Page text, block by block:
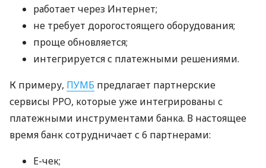
работает через Интернет;
не требует дорогостоящего оборудования;
проще обновляется;
интегрируется с платежными решениями.
К примеру, ПУМБ предлагает партнерские
сервисы РРО, которые уже интегрированы с
платежными инструментами банка. В настоящее
время банк сотрудничает с 6 партнерами:
E-чек;